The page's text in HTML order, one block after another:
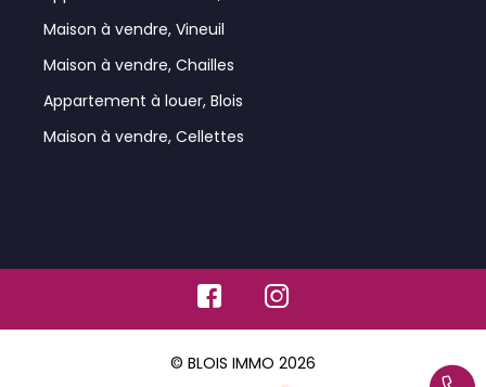
Maison à vendre, Vineuil
Maison à vendre, Chailles
Appartement à louer, Blois
Maison à vendre, Cellettes
© BLOIS IMMO 2026